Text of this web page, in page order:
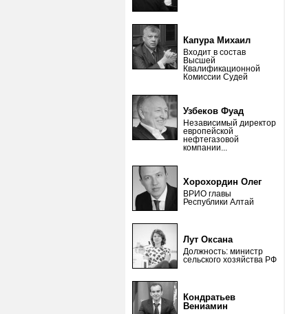
Капура Михаил
Входит в состав
Высшей
Квалификационной
Комиссии Судей
Узбеков Фуад
Независимый директор
европейской
нефтегазовой
компании...
Хорохордин Олег
ВРИО главы
Республики Алтай
Лут Оксана
Должность: министр
сельского хозяйства РФ
Кондратьев
Вениамин